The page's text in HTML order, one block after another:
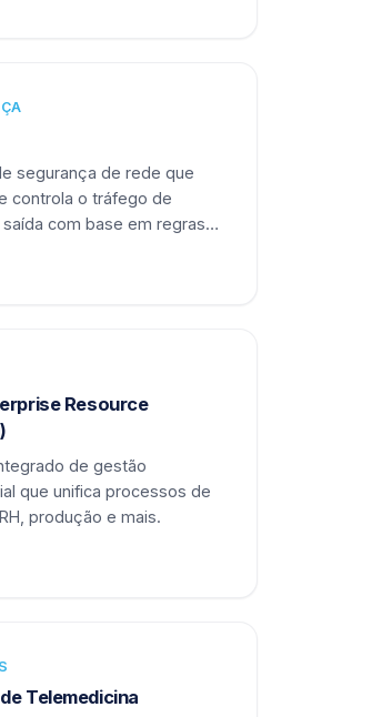
segurança de rede que
controla o tráfego de
com base em regras
Resource
de gestão
que unifica processos de
produção e mais.
Telemedicina